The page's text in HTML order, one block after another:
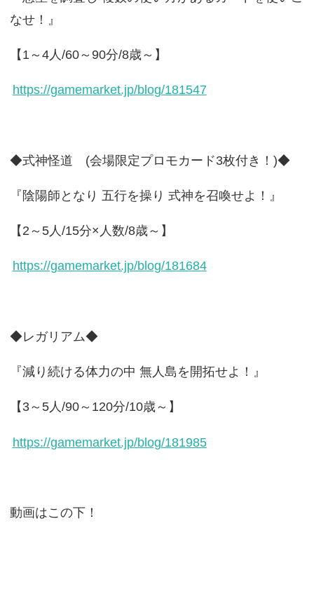
なせ！』
【1～4人/60～90分/8歳～】
https://gamemarket.jp/blog/181547
◆式神怪道 (会場限定プロモカード3枚付き！)◆
『陰陽師となり 五行を操り 式神を召喚せよ！』
【2～5人/15分×人数/8歳～】
https://gamemarket.jp/blog/181684
◆レガリアム◆
『減り続ける体力の中 無人島を開拓せよ！』
【3～5人/90～120分/10歳～】
https://gamemarket.jp/blog/181985
動画はこの下！